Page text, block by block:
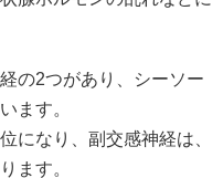
体の状態が良好な時は、
、人間関係、進学や就
様々なストレスにさらさ